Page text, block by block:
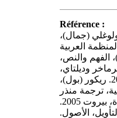
Référence :
(جمال)،
العربية
(بومدين)، الفهم والنص،
وديلتاي،
الدار العربية للعلوم، بيروت 2008. ريكور (بول)،
ترجمة منذر
عياشي، دار الكتاب الجديد المتحدة، بيروت 2005.
الأصول.